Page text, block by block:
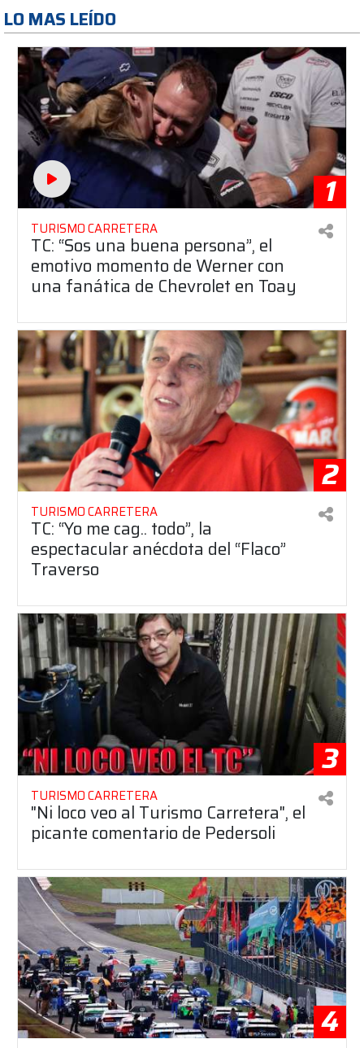
LO MAS LEÍDO
1
TURISMO CARRETERA
TC: “Sos una buena persona”, el
emotivo momento de Werner con
una fanática de Chevrolet en Toay
2
TURISMO CARRETERA
TC: “Yo me cag.. todo”, la
espectacular anécdota del “Flaco”
Traverso
3
TURISMO CARRETERA
"Ni loco veo al Turismo Carretera", el
picante comentario de Pedersoli
4